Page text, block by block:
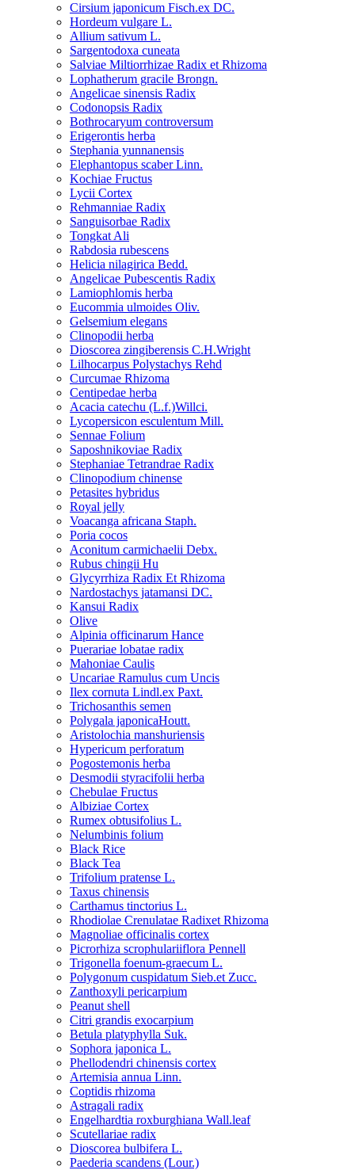
Cirsium japonicum Fisch.ex DC.
Hordeum vulgare L.
Allium sativum L.
Sargentodoxa cuneata
Salviae Miltiorrhizae Radix et Rhizoma
Lophatherum gracile Brongn.
Angelicae sinensis Radix
Codonopsis Radix
Bothrocaryum controversum
Erigerontis herba
Stephania yunnanensis
Elephantopus scaber Linn.
Kochiae Fructus
Lycii Cortex
Rehmanniae Radix
Sanguisorbae Radix
Tongkat Ali
Rabdosia rubescens
Helicia nilagirica Bedd.
Angelicae Pubescentis Radix
Lamiophlomis herba
Eucommia ulmoides Oliv.
Gelsemium elegans
Clinopodii herba
Dioscorea zingiberensis C.H.Wright
Lilhocarpus Polystachys Rehd
Curcumae Rhizoma
Centipedae herba
Acacia catechu (L.f.)Willci.
Lycopersicon esculentum Mill.
Sennae Folium
Saposhnikoviae Radix
Stephaniae Tetrandrae Radix
Clinopodium chinense
Petasites hybridus
Royal jelly
Voacanga africana Staph.
Poria cocos
Aconitum carmichaelii Debx.
Rubus chingii Hu
Glycyrrhiza Radix Et Rhizoma
Nardostachys jatamansi DC.
Kansui Radix
Olive
Alpinia officinarum Hance
Puerariae lobatae radix
Mahoniae Caulis
Uncariae Ramulus cum Uncis
Ilex cornuta Lindl.ex Paxt.
Trichosanthis semen
Polygala japonicaHoutt.
Aristolochia manshuriensis
Hypericum perforatum
Pogostemonis herba
Desmodii styracifolii herba
Chebulae Fructus
Albiziae Cortex
Rumex obtusifolius L.
Nelumbinis folium
Black Rice
Black Tea
Trifolium pratense L.
Taxus chinensis
Carthamus tinctorius L.
Rhodiolae Crenulatae Radixet Rhizoma
Magnoliae officinalis cortex
Picrorhiza scrophulariiflora Pennell
Trigonella foenum-graecum L.
Polygonum cuspidatum Sieb.et Zucc.
Zanthoxyli pericarpium
Peanut shell
Citri grandis exocarpium
Betula platyphylla Suk.
Sophora japonica L.
Phellodendri chinensis cortex
Artemisia annua Linn.
Coptidis rhizoma
Astragali radix
Engelhardtia roxburghiana Wall.leaf
Scutellariae radix
Dioscorea bulbifera L.
Paederia scandens (Lour.)